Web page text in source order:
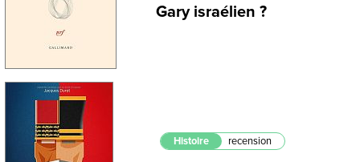
Gary israélien ?
Histoire recension